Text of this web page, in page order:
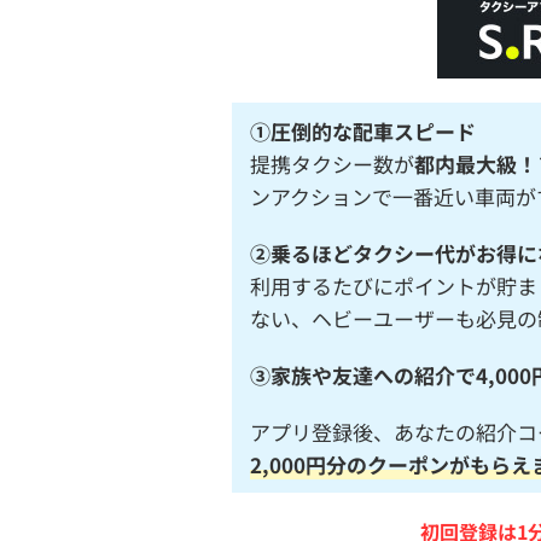
①圧倒的な配車スピード
提携タクシー数が都内最大級！
ンアクションで一番近い車両
②乗るほどタクシー代がお得
利用するたびにポイントが貯
ない、ヘビーユーザーも必見
③家族や友達への紹介で4,000
アプリ登録後、あなたの紹介
2,000円分のクーポンがもらえ
初回登録は1